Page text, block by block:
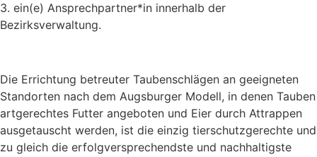
3. ein(e) Ansprechpartner*in innerhalb der
Bezirksverwaltung.
Die Errichtung betreuter Taubenschlägen an geeigneten
Standorten nach dem Augsburger Modell, in denen Tauben
artgerechtes Futter angeboten und Eier durch Attrappen
ausgetauscht werden, ist die einzig tierschutzgerechte und
zu gleich die erfolgversprechendste und nachhaltigste